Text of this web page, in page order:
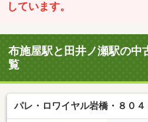
しています。
布施屋駅と田井ノ瀬駅の中
覧
パレ・ロワイヤル岩橋・８０４